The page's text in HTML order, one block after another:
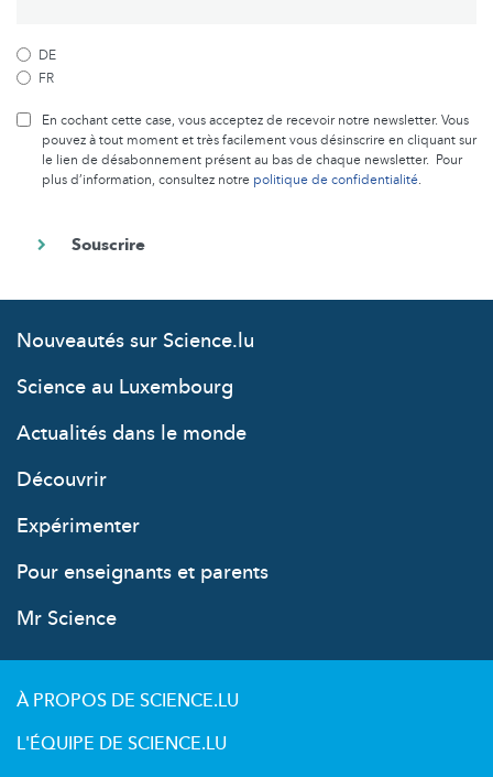
DE
FR
En cochant cette case, vous acceptez de recevoir notre newsletter. Vous
pouvez à tout moment et très facilement vous désinscrire en cliquant sur
le lien de désabonnement présent au bas de chaque newsletter. Pour
plus d’information, consultez notre politique de confidentialité.
Nouveautés sur Science.lu
Science au Luxembourg
Actualités dans le monde
Découvrir
Expérimenter
Pour enseignants et parents
Mr Science
À PROPOS DE SCIENCE.LU
L'ÉQUIPE DE SCIENCE.LU